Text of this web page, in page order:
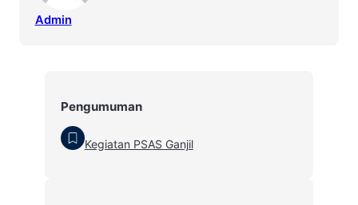
Admin
Pengumuman
Kegiatan PSAS Ganjil